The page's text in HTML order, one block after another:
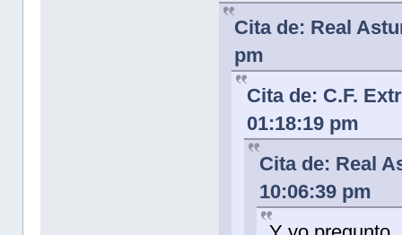
Cita de: Real
pm
Cita de: C.F.
01:18:19 pm
Cita de: Real
10:06:39 pm